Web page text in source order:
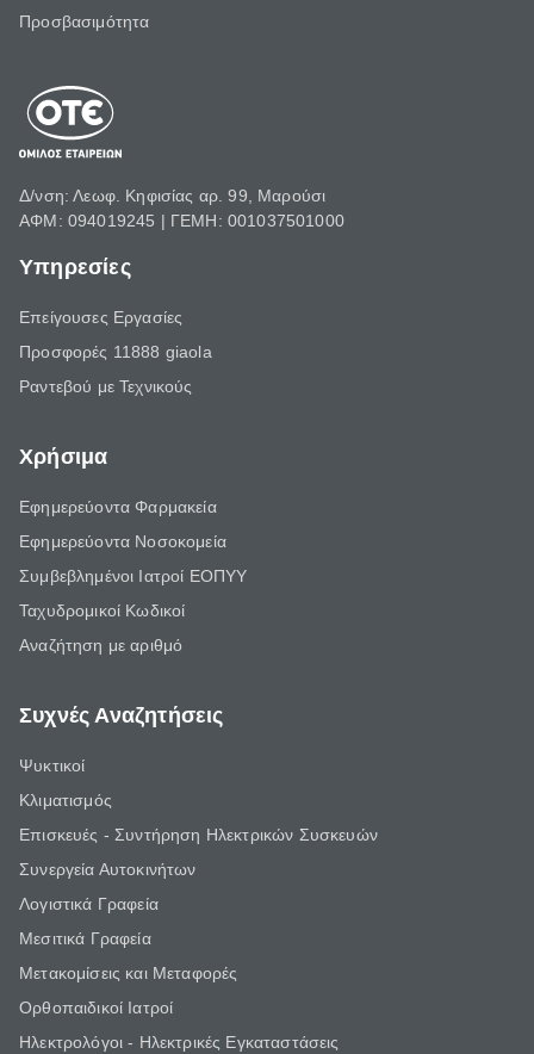
Προσβασιμότητα
Δ/νση: Λεωφ. Κηφισίας αρ. 99, Μαρούσι
ΑΦΜ: 094019245 | ΓΕΜΗ: 001037501000
Υπηρεσίες
Επείγουσες Εργασίες
Προσφορές 11888 giaola
Ραντεβού με Τεχνικούς
Χρήσιμα
Εφημερεύοντα Φαρμακεία
Εφημερεύοντα Νοσοκομεία
Συμβεβλημένοι Ιατροί ΕΟΠΥΥ
Ταχυδρομικοί Κωδικοί
Αναζήτηση με αριθμό
Συχνές Αναζητήσεις
Ψυκτικοί
Κλιματισμός
Επισκευές - Συντήρηση Ηλεκτρικών Συσκευών
Συνεργεία Αυτοκινήτων
Λογιστικά Γραφεία
Μεσιτικά Γραφεία
Μετακομίσεις και Μεταφορές
Ορθοπαιδικοί Ιατροί
Ηλεκτρολόγοι - Ηλεκτρικές Εγκαταστάσεις